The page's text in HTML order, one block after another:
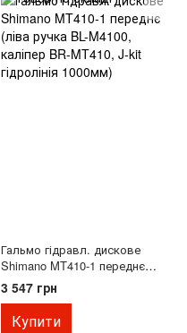
Гальмо гідравл. дискове
Shimano MT410-1 переднє
(ліва ручка BL-M4100, каліпер
BR-MT410, J-kit гідролінія
1000мм)
3 547 грн
Купити